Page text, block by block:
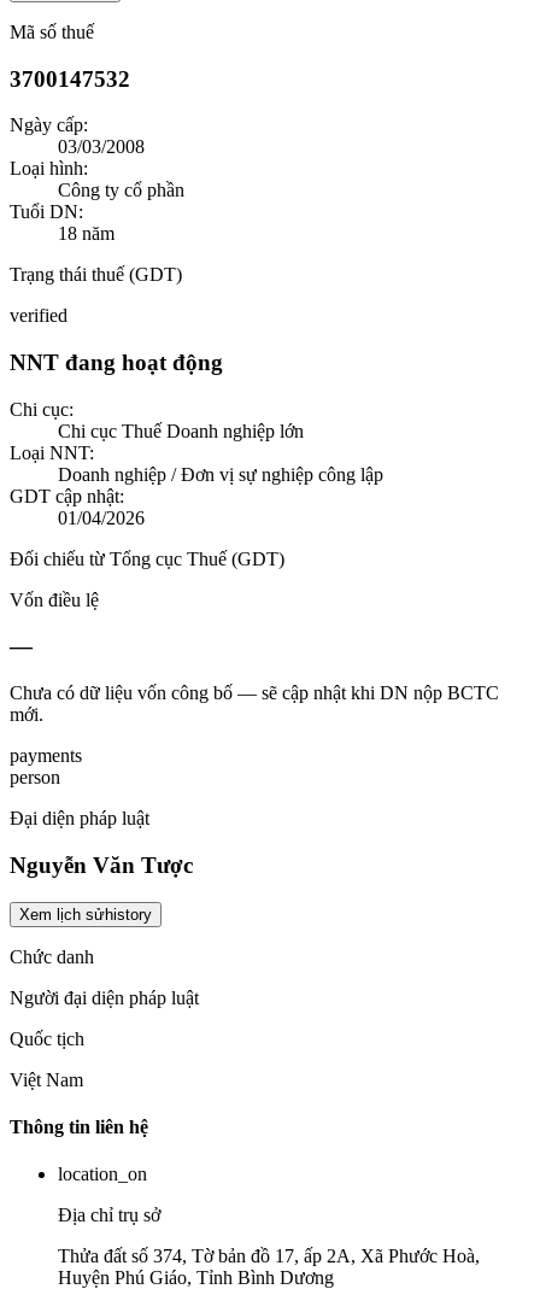
Mã số thuế
3700147532
Ngày cấp:
03/03/2008
Loại hình:
Công ty cổ phần
Tuổi DN:
18 năm
Trạng thái thuế (GDT)
verified
NNT đang hoạt động
Chi cục:
Chi cục Thuế Doanh nghiệp lớn
Loại NNT:
Doanh nghiệp / Đơn vị sự nghiệp công lập
GDT cập nhật:
01/04/2026
Đối chiếu từ Tổng cục Thuế (GDT)
Vốn điều lệ
—
Chưa có dữ liệu vốn công bố — sẽ cập nhật khi DN nộp BCTC
mới.
payments
person
Đại diện pháp luật
Nguyễn Văn Tược
Xem lịch sửhistory
Chức danh
Người đại diện pháp luật
Quốc tịch
Việt Nam
Thông tin liên hệ
location_on
Địa chỉ trụ sở
Thửa đất số 374, Tờ bản đồ 17, ấp 2A, Xã Phước Hoà,
Huyện Phú Giáo, Tỉnh Bình Dương